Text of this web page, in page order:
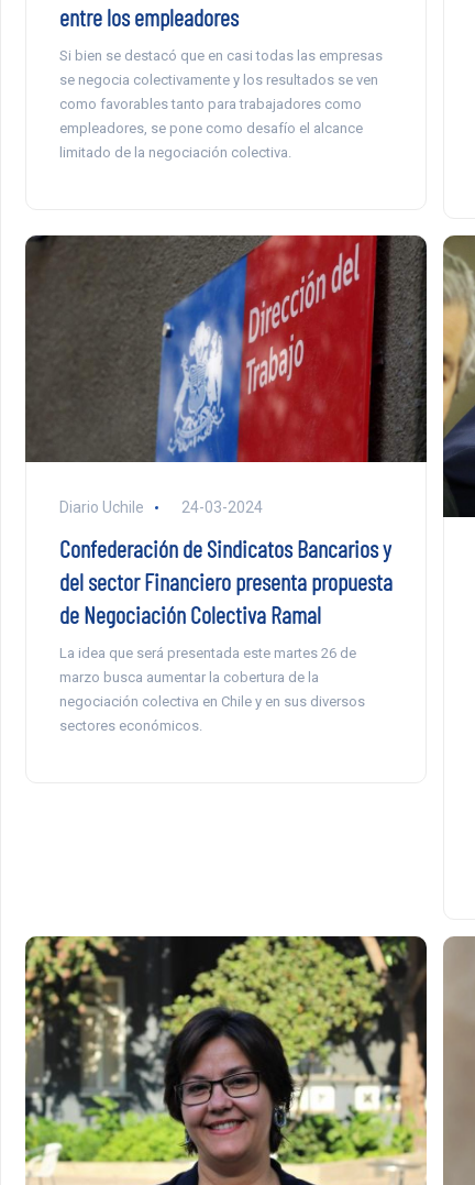
entre los empleadores
Si bien se destacó que en casi todas las empresas
se negocia colectivamente y los resultados se ven
como favorables tanto para trabajadores como
empleadores, se pone como desafío el alcance
limitado de la negociación colectiva.
Diario Uchile 24-03-2024
Confederación de Sindicatos Bancarios y
del sector Financiero presenta propuesta
de Negociación Colectiva Ramal
La idea que será presentada este martes 26 de
marzo busca aumentar la cobertura de la
negociación colectiva en Chile y en sus diversos
sectores económicos.